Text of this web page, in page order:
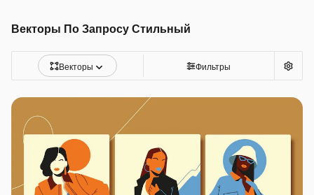
Векторы По Запросу Стильный
Векторы Фильтры